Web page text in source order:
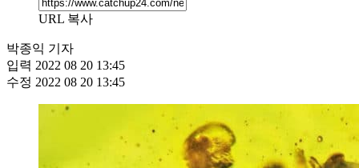
URL 복사
박종익 기자
입력 2022 08 20 13:45
수정 2022 08 20 13:45